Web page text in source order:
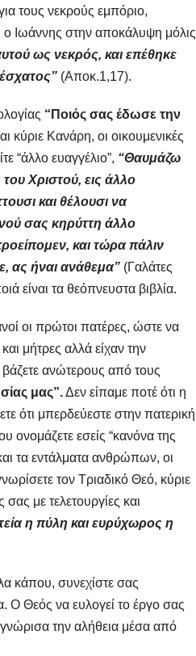
τους νεκρούς εμπόριο,
ο Ιωάννης στην αποκάλυψη μόλις
ως νεκρός, και επέθηκε
(Αποκ.1,17).
“Ποιός σας έδωσε την
Κανάρη, οι οικουμενικές
“άλλο ευαγγέλιο”, “Θαυμάζω
Χριστού, εις άλλο
και θέλουσι να
σας κηρύττη άλλο
και τώρα πάλιν
ας ήναι ανάθεμα” (Γαλάτες
είναι τα θεόπνευστα βιβλία.
οι πρώτοι πατέρες, ώστε να
μήτρες αλλά είχαν την
ανώτερους από τους
μας”.Δεν είπαμε ποτέ ότι η
ότι μπερδεύεστε στην πατερική
ονομάζετε εσείς “κανόνα της
τα εντάλματα ανθρώπων, οι
τον Τριαδικό Θεό, κύριε
με τελετουργίες και
η πύλη και ευρύχωρος η
κάπου, συνεχίστε σας
Ο Θεός να ευλογεί το έργο σας
την αλήθεια μέσα από